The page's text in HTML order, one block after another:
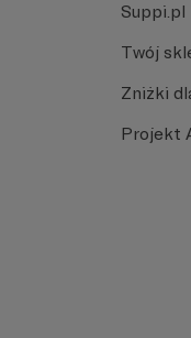
Suppi.pl
Twój
Zniżki
Projekt